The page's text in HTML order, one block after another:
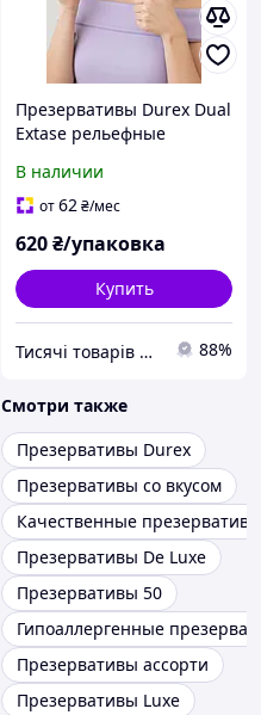
Презервативы Durex Dual
Extase рельефные
его #12 шт.Рельефные с
анестетиком long love!
В наличии
от62₴/мес
620₴/упаковка
Купить
Тисячі товарів для всіх !!! 88%
Смотри также
Презервативы Durex
Презервативы со вкусом
Качественные презервативы
Презервативы De Luxe
Презервативы 50
Гипоаллергенные
Презервативы ассорти
Презервативы Luxe